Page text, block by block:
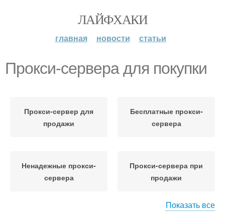
ЛАЙФХАКИ
главная новости статьи
Прокси-сервера для покупки
Прокси-сервер для
продажи
Бесплатные прокси-
сервера
Ненадежные прокси-
сервера
Прокси-сервера при
продажи
Показать все